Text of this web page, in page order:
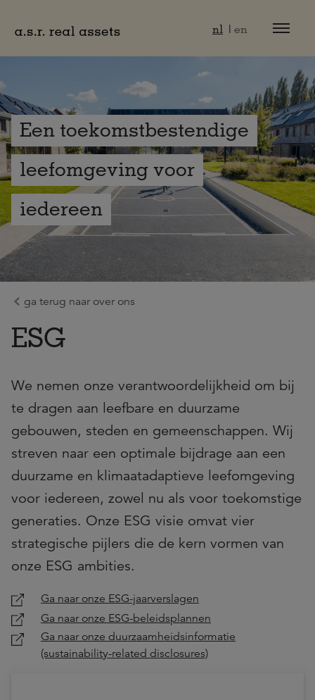
nl en
Een toekomstbestendige
leefomgeving voor
iedereen
ga terug naar over ons
ESG
We nemen onze verantwoordelijkheid om bij
te dragen aan leefbare en duurzame
gebouwen, steden en gemeenschappen. Wij
streven naar een optimale bijdrage aan een
duurzame en klimaatadaptieve leefomgeving
voor iedereen, zowel nu als voor toekomstige
generaties. Onze ESG visie omvat vier
strategische pijlers die de kern vormen van
onze ESG ambities.
Ga naar onze ESG-jaarverslagen
Ga naar onze ESG-beleidsplannen
Ga naar onze duurzaamheidsinformatie
(sustainability-related disclosures)